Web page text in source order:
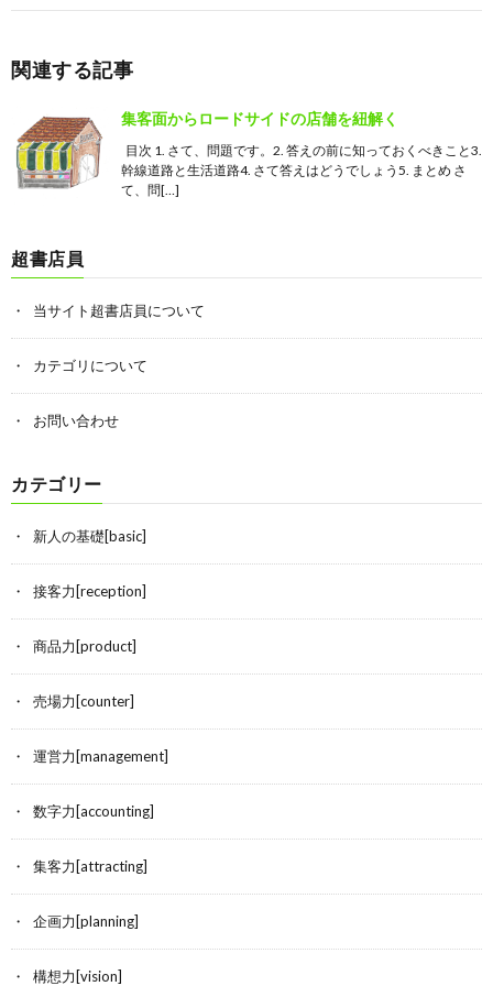
関連する記事
集客面からロードサイドの店舗を紐解く
目次 1. さて、問題です。2. 答えの前に知っておくべきこと3.
幹線道路と生活道路4. さて答えはどうでしょう5. まとめ さ
て、問[…]
超書店員
当サイト超書店員について
カテゴリについて
お問い合わせ
カテゴリー
新人の基礎[basic]
接客力[reception]
商品力[product]
売場力[counter]
運営力[management]
数字力[accounting]
集客力[attracting]
企画力[planning]
構想力[vision]